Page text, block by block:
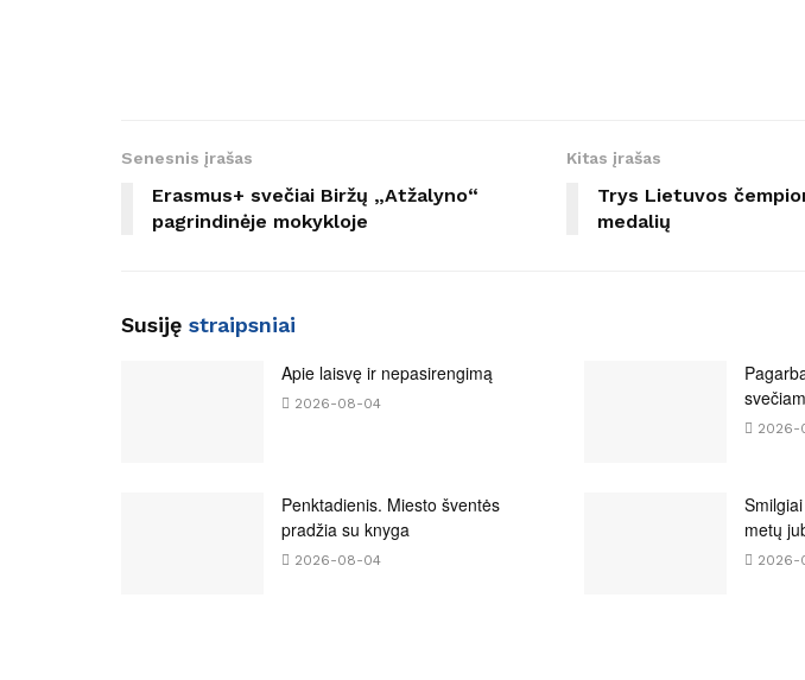
Senesnis įrašas
Erasmus+ svečiai Biržų „Atžalyno“
pagrindinėje mokykloje
Kitas įrašas
Trys Lietuvos
medalių
Susiję straipsniai
Apie laisvę ir nepasirengimą
2026-08-04
2026-
Penktadienis. Miesto šventės
pradžia su knyga
2026-08-04
metų
2026-